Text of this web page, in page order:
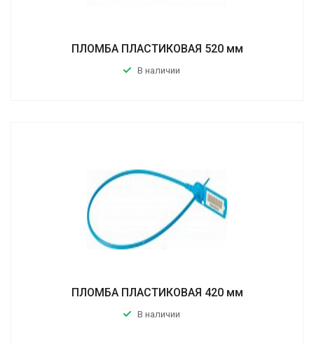
ПЛОМБА ПЛАСТИКОВАЯ 520 мм
В наличии
ПЛОМБА ПЛАСТИКОВАЯ 420 мм
В наличии